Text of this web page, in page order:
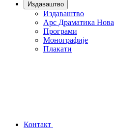
Издаваштво
Издаваштво
Арс Драматика Нова
Програми
Монографије
Плакати
Контакт